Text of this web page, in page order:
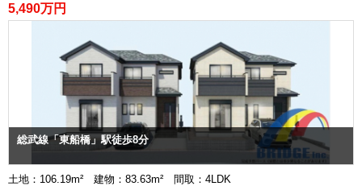
5,490万円
総武線「東船橋」駅徒歩8分
土地：106.19m² 建物：83.63m² 間取：4LDK